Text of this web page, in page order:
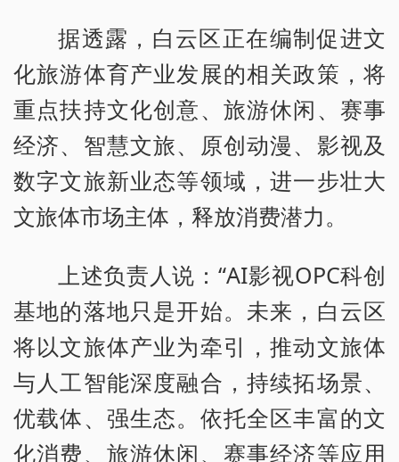
据透露，白云区正在编制促进文
化旅游体育产业发展的相关政策，将
重点扶持文化创意、旅游休闲、赛事
经济、智慧文旅、原创动漫、影视及
数字文旅新业态等领域，进一步壮大
文旅体市场主体，释放消费潜力。
上述负责人说：“AI影视OPC科创
基地的落地只是开始。未来，白云区
将以文旅体产业为牵引，推动文旅体
与人工智能深度融合，持续拓场景、
优载体、强生态。依托全区丰富的文
化消费、旅游休闲、赛事经济等应用